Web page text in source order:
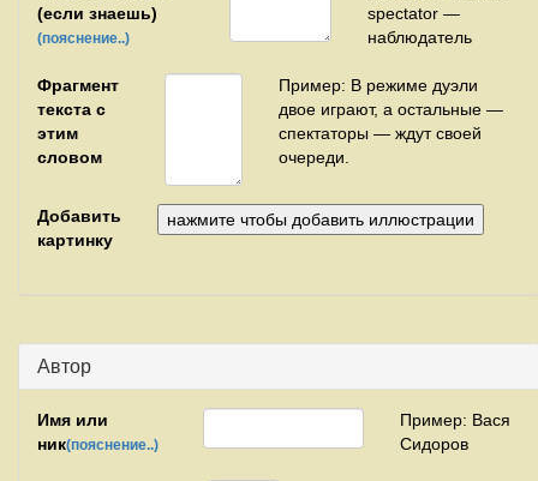
(если знаешь)
(пояснение..)
spectator —
наблюдатель
Фрагмент
текста с
этим
словом
Пример: В режиме дуэли
двое играют, а остальные —
спектаторы — ждут своей
очереди.
Добавить
картинку
Автор
Имя или
ник(пояснение..)
Пример: Вася
Сидоров